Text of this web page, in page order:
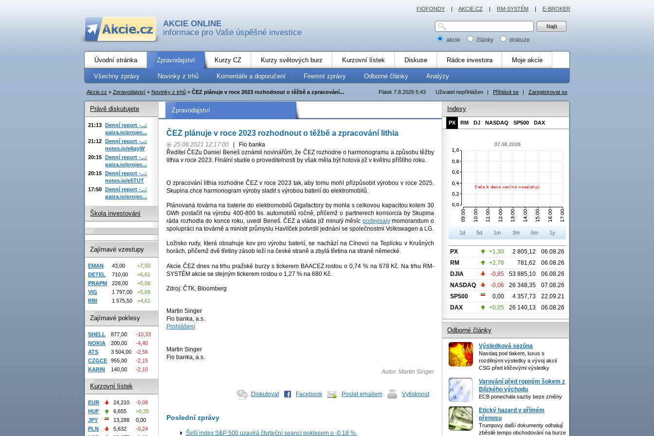
AKCIE ONLINE
informace pro Vaše úspěšné investice
akcie články diskuze
Úvodní stránka Zpravodajství Kurzy CZ Kurzy světových burz Kurzovní lístek Diskuse Rádce investora Moje akcie
Všechny zprávy Novinky z trhů Komentáře a doporučení Firemní zprávy Odborné články Analýzy
Uživatel nepřihlášen | Přihlásit se | Zaregistrovat se
Pátek 7.8.2026 5:43
Akcie.cz » Zpravodajství » Novinky z trhů » ČEZ plánuje v roce 2023 rozhodnout o těžbě a zpracování...
Zpravodajství
ČEZ plánuje v roce 2023 rozhodnout o těžbě a zpracování lithia
25.08.2021 12:17:00
Fio banka
Ředitel ČEZu Daniel Beneš oznámil novinářům, že ČEZ rozhodne o harmonogramu a způsobu těžby
lithia v roce 2023. Finální studie o proveditelnosti by však měla být hotová již v květnu příštího roku.
O zpracování lithia rozhodne ČEZ v roce 2023 tak, aby tomu mohl přizpůsobit výrobou v roce 2025.
Skupina chce harmonogram výroby sladit s výrobou baterií do elektromobilů.
Plánovaná továrna na baterie do elektromobilů Gigafactory by mohla s celkovou kapacitou kolem 30
GWh postačit na výrobu 400-800 tis. automobilů ročně, přičemž o partnerech konsorcia by Skupina
ráda rozhodla do konce roku, uvedl Beneš. ČEZ a vláda již minulý měsíc podepsalymomorandum o
spolupráci na továrně a ministr průmyslu Havlíček potvrdil jednání se společnostmi Volkswagen a LG.
Ložisko rudy, která obsahuje kov pro výrobu baterií, se nachází na Cínovci na Teplicku v Krušných
horách, přičemž dvě třetiny zásob leží na české straně a zbylá třetina na straně německé.
Akcie ČEZ dnes na trhu pražské burzy s tickerem BAACEZ rostou o 0,74 % na 678 Kč. Na trhu RM-
SYSTÉM akcie se stejným tickerem rostou o 1,27 % na 680 Kč.
Zdroj: ČTK, Bloomberg
Martin Singer
Fio banka, a.s.
Prohlášení
Martin Singer
Fio banka, a.s.
Autor: Martin Singer
Diskutovat Facebook Poslat emailem Vytisknout
Poslední zprávy
Širší index S&P 500 uzavírá čtvrteční seanci poklesem o -0,18 %.
Právě diskutujete
21:13 Denní report -...:
paiza.io/projec...
21:12 Denní report -...:
notes.io/e6qyW
20:15 Denní report -...:
paiza.io/projec...
20:15 Denní report -...:
notes.io/e5TUT
17:50 Denní report -...:
paiza.io/projec...
Škola investování
Zajímavé vzestupy
EMAN 43,00
+7,50
DETEL
710,00
+6,61
PRAPM
228,00
+5,56
VIG
1 797,00
+5,09
RBI
1 575,50 +4,61
Zajímavé poklesy
SHELL 877,00
-10,33
NOKIA
200,00
-4,40
ATS
3 504,00
-2,56
CZGCE
955,00
-2,15
KARIN
140,00 -2,10
Kurzovní lístek
EUR 24,210
-0,08
HUF
6,655
+0,35
JPY
13,288
0,00
PLN
5,632
-0,24
Indexy
PX RM DJ NASDAQ SP500 DAX
07.08.2026
1d 5d 1m 3m 6m 1y
PX +1,30 2 805,12
06.08.26
RM
+2,78 781,62
06.08.26
DJIA
-0,85 53 885,10
06.08.26
NASDAQ
-0,06 26 348,35
07.08.26
SP500
0,00 4 357,73
22.09.21
DAX
+0,05 26 140,13 06.08.26
Odborné články
Výsledková sezóna
Nasdaq pod tlakem, luxus s
rozdílnými výsledky a vývoj akcií
CSG před klíčovými výsledky
Varování před ropným šokem z
Blízkého východu
ECB ponechala sazby beze změny
Etický hazard v přímém
přenosu
Trumpovy další dokumenty odhalují
zběsilé tempo obchodování na burze
FIOFONDY | AKCIE.CZ | RM-SYSTÉM | E-BROKER